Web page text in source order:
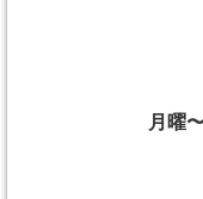
月曜